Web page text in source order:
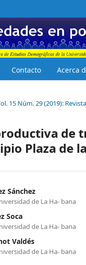
Contacto Acerca
15 Núm. 29 (2019):
de
Plaza de
Sánchez
de La Ha- bana
Soca
de La Ha- bana
Valdés
de La Ha- bana